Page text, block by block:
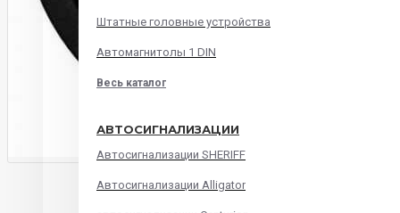
Штатные головные устройства
Автомагнитолы 1 DIN
Весь каталог
АВТОСИГНАЛИЗАЦИИ
Автосигнализации SHERIFF
Автосигнализации Alligator
ОПИСАНИЕ ХАРАКТЕРИСТИКИ